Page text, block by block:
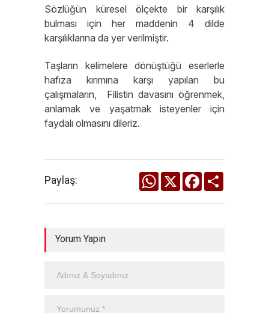
Sözlüğün küresel ölçekte bir karşılık
bulması için her maddenin 4 dilde
karşılıklarına da yer verilmiştir.
Taşların kelimelere dönüştüğü eserlerle
hafıza kırımına karşı yapılan bu
çalışmaların, Filistin davasını öğrenmek,
anlamak ve yaşatmak isteyenler için
faydalı olmasını dileriz.
Paylaş: WhatsApp
X Facebook
Yorum Yapın